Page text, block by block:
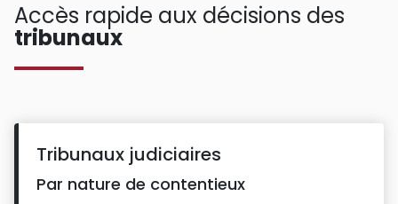
Accès rapide aux décisions des
tribunaux
Tribunaux judiciaires
Par nature de contentieux